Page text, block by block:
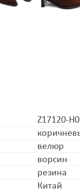
Z17120-
велюр
ворсин
резина
Китай